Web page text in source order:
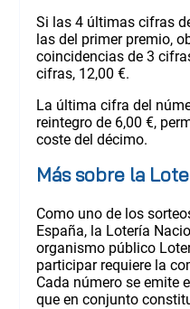
Si las 4 últimas cifras
las del primer premio,
coincidencias de 3
cifras, 12,00 €.
La última cifra del
reintegro de 6,00 €,
coste del décimo.
Más sobre la
Como uno de los
España, la Lotería
organismo público
participar requiere la
Cada número se emite
que en conjunto